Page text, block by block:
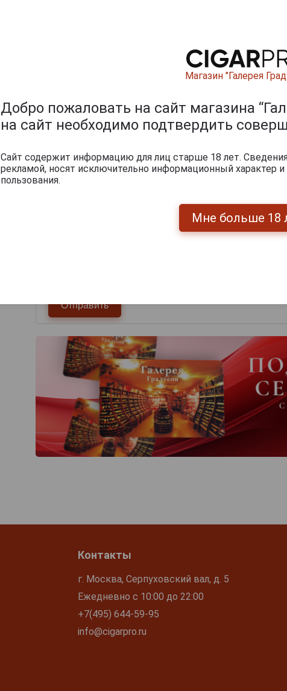
Контакты
г. Москва, Серпуховский вал, д. 5
Ежедневно с 10:00 до 22:00
+7(495) 644-59-95
info@cigarpro.ru
Магазин "Галерея
Добро пожаловать на сайт магазина
на сайт необходимо подтвердить
Сайт содержит информацию для лиц старше 18 лет.
рекламой, носят исключительно информационный характер
пользования.
Мне больше 18